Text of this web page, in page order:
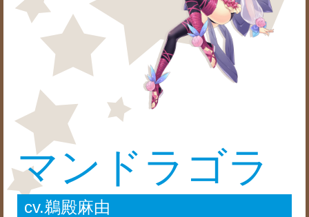
マンドラゴラ
cv.鵜殿麻由